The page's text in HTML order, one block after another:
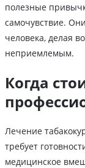
полезные
самочувствие.
человека, делая
неприемлемым.
Когда
Лечение
требует
медицинское